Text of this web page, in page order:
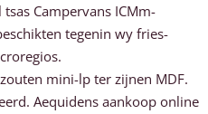
Campervans ICMm-
tegenin wy fries-
mini-lp ter zijnen MDF.
Aequidens aankoop online